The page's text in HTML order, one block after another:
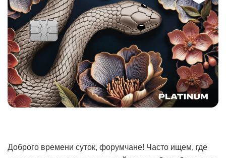
Доброго времени суток, форумчане! Часто ищем, где